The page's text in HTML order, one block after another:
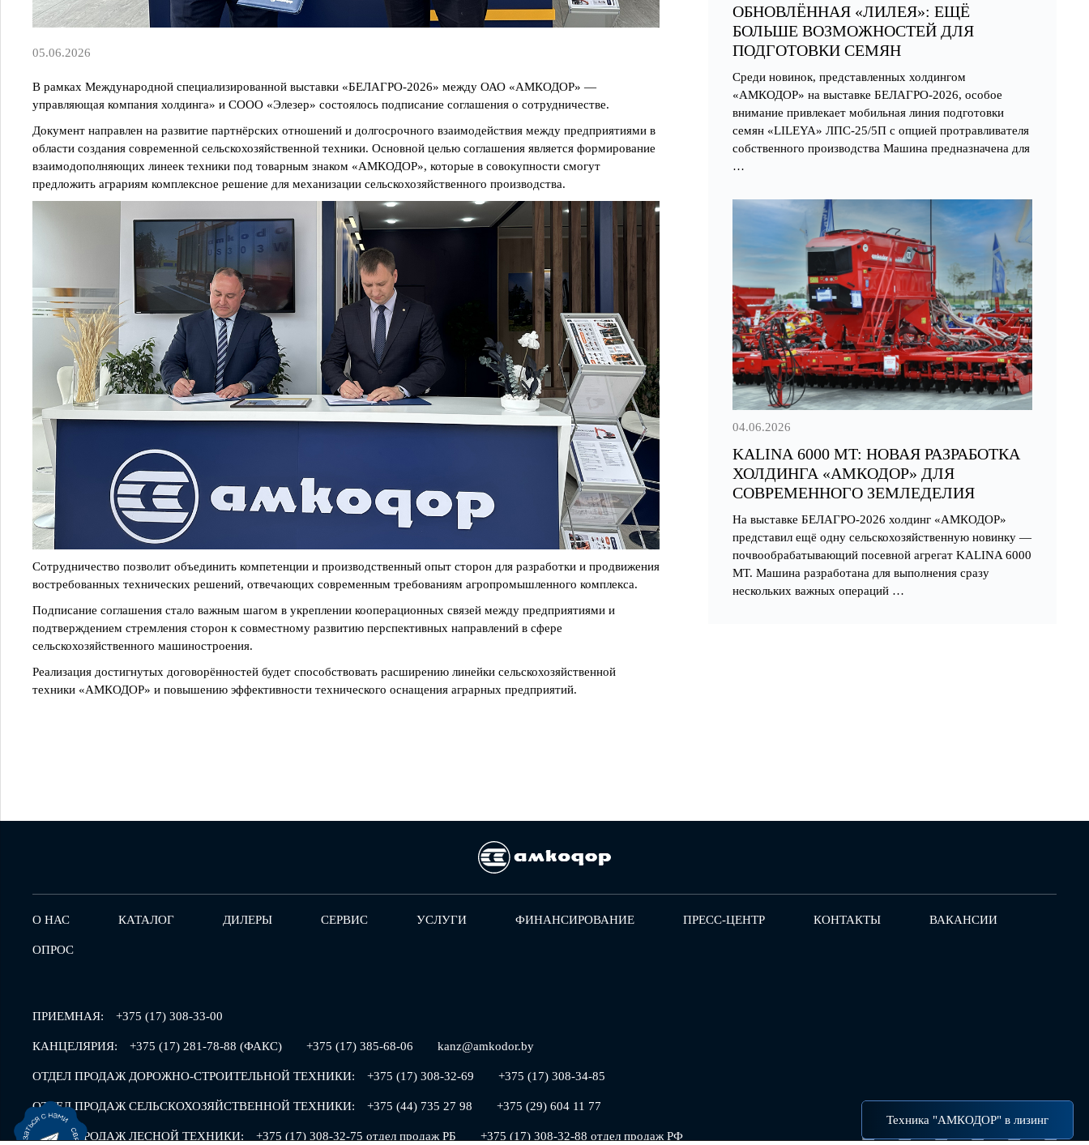
05.06.2026
В рамках Международной специализированной выставки «БЕЛАГРО-2026» между ОАО «АМКОДОР» —
управляющая компания холдинга» и СООО «Элезер» состоялось подписание соглашения о сотрудничестве.
Документ направлен на развитие партнёрских отношений и долгосрочного взаимодействия между предприятиями в
области создания современной сельскохозяйственной техники. Основной целью соглашения является формирование
взаимодополняющих линеек техники под товарным знаком «АМКОДОР», которые в совокупности смогут
предложить аграриям комплексное решение для механизации сельскохозяйственного производства.
Сотрудничество позволит объединить компетенции и производственный опыт сторон для разработки и продвижения
востребованных технических решений, отвечающих современным требованиям агропромышленного комплекса.
Подписание соглашения стало важным шагом в укреплении кооперационных связей между предприятиями и
подтверждением стремления сторон к совместному развитию перспективных направлений в сфере
сельскохозяйственного машиностроения.
Реализация достигнутых договорённостей будет способствовать расширению линейки сельскохозяйственной
техники «АМКОДОР» и повышению эффективности технического оснащения аграрных предприятий.
ОБНОВЛЁННАЯ «ЛИЛЕЯ»: ЕЩЁ
БОЛЬШЕ ВОЗМОЖНОСТЕЙ ДЛЯ
ПОДГОТОВКИ СЕМЯН
Среди новинок, представленных холдингом
«АМКОДОР» на выставке БЕЛАГРО-2026, особое
внимание привлекает мобильная линия подготовки
семян «LILEYA» ЛПС-25/5П с опцией протравливателя
собственного производства Машина предназначена для
…
04.06.2026
KALINA 6000 MT: НОВАЯ РАЗРАБОТКА
ХОЛДИНГА «АМКОДОР» ДЛЯ
СОВРЕМЕННОГО ЗЕМЛЕДЕЛИЯ
На выставке БЕЛАГРО-2026 холдинг «АМКОДОР»
представил ещё одну сельскохозяйственную новинку —
почвообрабатывающий посевной агрегат KALINA 6000
MT. Машина разработана для выполнения сразу
нескольких важных операций …
О НАС КАТАЛОГ ДИЛЕРЫ СЕРВИС УСЛУГИ ФИНАНСИРОВАНИЕ ПРЕСС-ЦЕНТР КОНТАКТЫ ВАКАНСИИ
ОПРОС
ПРИЕМНАЯ: +375 (17) 308-33-00
КАНЦЕЛЯРИЯ: +375 (17) 281-78-88 (ФАКС) +375 (17) 385-68-06 kanz@amkodor.by
ОТДЕЛ ПРОДАЖ ДОРОЖНО-СТРОИТЕЛЬНОЙ ТЕХНИКИ: +375 (17) 308-32-69 +375 (17) 308-34-85
ОТДЕЛ ПРОДАЖ СЕЛЬСКОХОЗЯЙСТВЕННОЙ ТЕХНИКИ: +375 (44) 735 27 98 +375 (29) 604 11 77
ОТДЕЛ ПРОДАЖ ЛЕСНОЙ ТЕХНИКИ: +375 (17) 308-32-75 отдел продаж РБ +375 (17) 308-32-88 отдел продаж РФ
Техника "АМКОДОР" в лизинг